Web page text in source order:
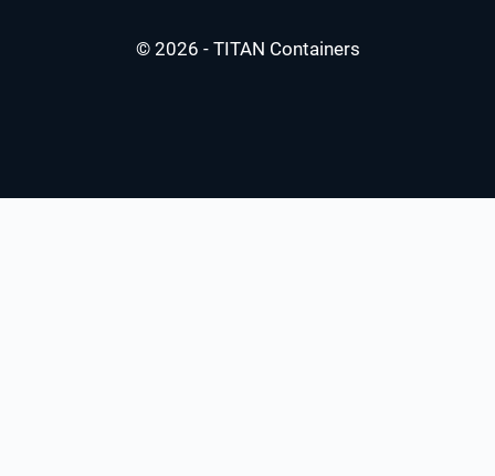
© 2026 - TITAN Containers